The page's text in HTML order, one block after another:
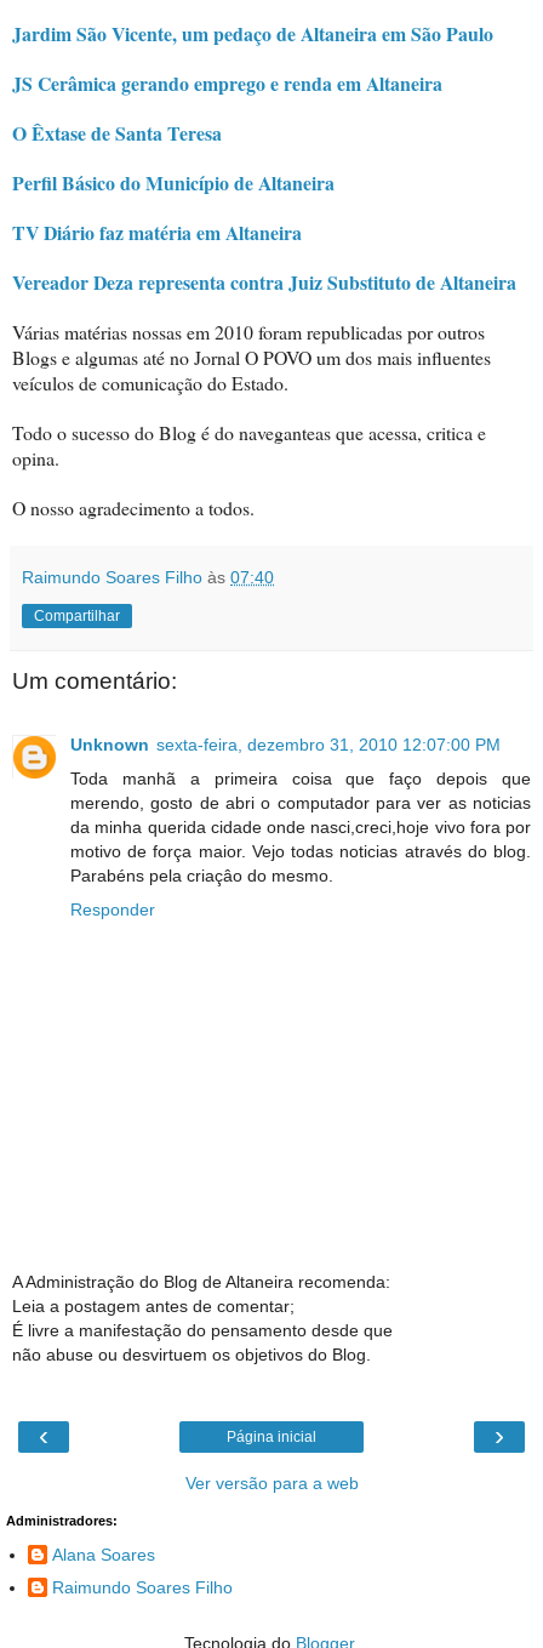
Jardim São Vicente, um pedaço de Altaneira em São Paulo
JS Cerâmica gerando emprego e renda em Altaneira
O Êxtase de Santa Teresa
Perfil Básico do Município de Altaneira
TV Diário faz matéria em Altaneira
Vereador Deza representa contra Juiz Substituto de Altaneira
Várias matérias nossas em 2010 foram republicadas por outros
Blogs e algumas até no Jornal O POVO um dos mais influentes
veículos de comunicação do Estado.
Todo o sucesso do Blog é do naveganteas que acessa, critica e
opina.
O nosso agradecimento a todos.
Raimundo Soares Filho às 07:40
Compartilhar
Um comentário:
Unknown sexta-feira, dezembro 31, 2010 12:07:00 PM
Toda manhã a primeira coisa que faço depois que
merendo, gosto de abri o computador para ver as noticias
da minha querida cidade onde nasci,creci,hoje vivo fora por
motivo de força maior. Vejo todas noticias através do blog.
Parabéns pela criaçâo do mesmo.
Responder
A Administração do Blog de Altaneira recomenda:
Leia a postagem antes de comentar;
É livre a manifestação do pensamento desde que
não abuse ou desvirtuem os objetivos do Blog.
‹ ›
Página inicial
Ver versão para a web
Administradores:
Alana Soares
Raimundo Soares Filho
Tecnologia do Blogger.